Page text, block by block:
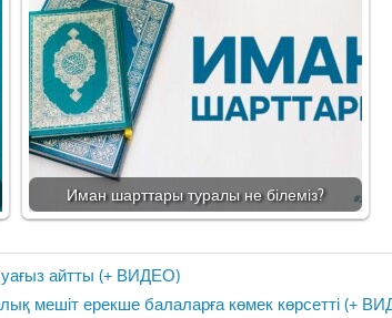
Иман шарттары туралы не білеміз?
айтты (+ ВИДЕО)
мешіт ерекше балаларға көмек көрсетті (+